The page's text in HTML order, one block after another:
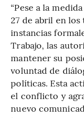
“Pese a la
27 de abril en
instancias
Trabajo, las
mantener su
voluntad de
políticas. Esta
el conflicto y
nuevo